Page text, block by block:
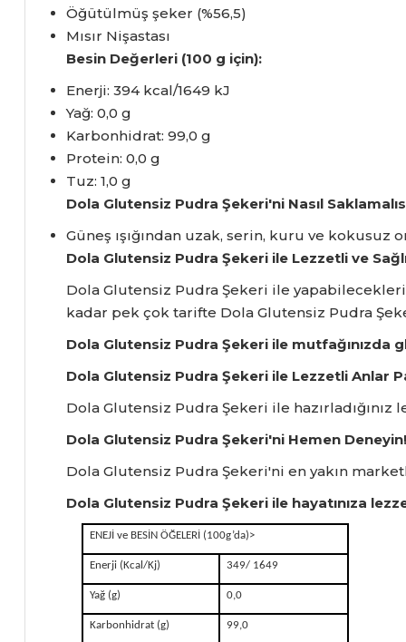
Öğütülmüş şeker (%56,5)
Mısır Nişastası
Besin Değerleri (100 g için):
Enerji: 394 kcal/1649 kJ
Yağ: 0,0 g
Karbonhidrat: 99,0 g
Protein: 0,0 g
Tuz: 1,0 g
Dola Glutensiz Pudra Şekeri'ni Nasıl
Güneş ışığından uzak, serin, kuru ve kokusuz
Dola Glutensiz Pudra Şekeri ile Lezzetli ve
Dola Glutensiz Pudra Şekeri ile
kadar pek çok tarifte Dola Glutensiz Pudra
Dola Glutensiz Pudra Şekeri ile mutfağınızda
Dola Glutensiz Pudra Şekeri ile Lezzetli Anlar
Dola Glutensiz Pudra Şekeri ile hazırladığınız
Dola Glutensiz Pudra Şekeri'ni Hemen Deneyin!
Dola Glutensiz Pudra Şekeri'ni en yakın
Dola Glutensiz Pudra Şekeri ile hayatınıza
ENEJİ ve BESİN ÖĞELERİ (100g’da)>
Enerji (Kcal/Kj) 349/ 1649
Yağ (g) 0,0
Karbonhidrat (g) 99,0